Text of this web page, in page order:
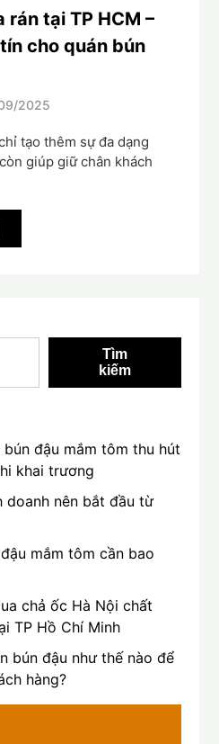
rán tại TP HCM –
cho quán bún
2025
tạo thêm sự đa dạng
giúp giữ chân khách
Tìm
kiếm
đậu mắm tôm thu hút
khai trương
doanh nên bắt đầu từ
mắm tôm cần bao
chả ốc Hà Nội chất
TP Hồ Chí Minh
bún đậu như thế nào để
hàng?